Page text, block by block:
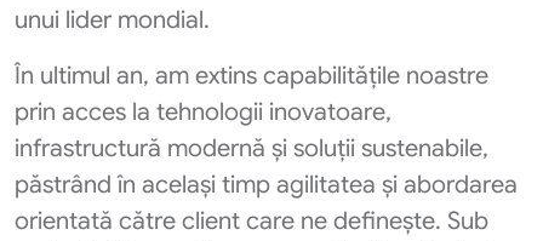
unui lider mondial.
În ultimul an, am extins capabilitățile noastre
prin acces la tehnologii inovatoare,
infrastructură modernă și soluții sustenabile,
păstrând în același timp agilitatea și abordarea
orientată către client care ne definește. Sub